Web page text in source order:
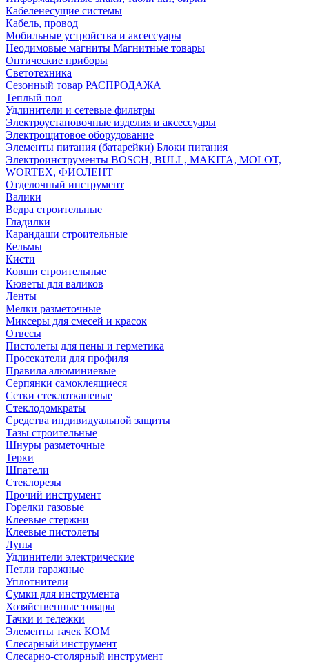
Кабеленесущие системы
Кабель, провод
Мобильные устройства и аксессуары
Неодимовые магниты Магнитные товары
Оптические приборы
Светотехника
Сезонный товар РАСПРОДАЖА
Теплый пол
Удлинители и сетевые фильтры
Электроустановочные изделия и аксессуары
Электрощитовое оборудование
Элементы питания (батарейки) Блоки питания
Электроинструменты BOSCH, BULL, MAKITA, MOLOT,
WORTEX, ФИОЛЕНТ
Отделочный инструмент
Валики
Ведра строительные
Гладилки
Карандаши строительные
Кельмы
Кисти
Ковши строительные
Кюветы для валиков
Ленты
Мелки разметочные
Миксеры для смесей и красок
Отвесы
Пистолеты для пены и герметика
Просекатели для профиля
Правила алюминиевые
Серпянки самоклеящиеся
Сетки стеклотканевые
Стеклодомкраты
Средства индивидуальной защиты
Тазы строительные
Шнуры разметочные
Терки
Шпатели
Стеклорезы
Прочий инструмент
Горелки газовые
Клеевые стержни
Клеевые пистолеты
Лупы
Удлинители электрические
Петли гаражные
Уплотнители
Сумки для инструмента
Хозяйственные товары
Тачки и тележки
Элементы тачек КОМ
Слесарный инструмент
Слесарно-столярный инструмент